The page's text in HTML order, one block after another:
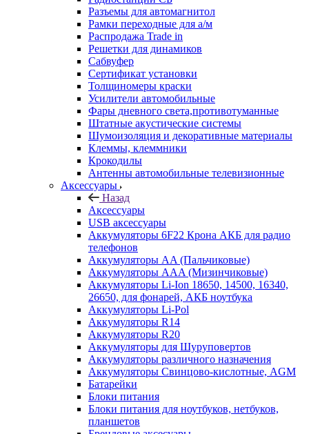
Разъемы для автомагнитол
Рамки переходные для а/м
Распродажа Trade in
Решетки для динамиков
Сабвуфер
Сертификат установки
Толщиномеры краски
Усилители автомобильные
Фары дневного света,противотуманные
Штатные акустические системы
Шумоизоляция и декоративные материалы
Клеммы, клеммники
Крокодилы
Антенны автомобильные телевизионные
Аксессуары
Назад
Аксессуары
USB аксессуары
Аккумуляторы 6F22 Крона АКБ для радио
телефонов
Аккумуляторы AA (Пальчиковые)
Аккумуляторы AAA (Мизинчиковые)
Аккумуляторы Li-Ion 18650, 14500, 16340,
26650, для фонарей, АКБ ноутбука
Аккумуляторы Li-Pol
Аккумуляторы R14
Аккумуляторы R20
Аккумуляторы для Шуруповертов
Аккумуляторы различного назначения
Аккумуляторы Свинцово-кислотные, AGM
Батарейки
Блоки питания
Блоки питания для ноутбуков, нетбуков,
планшетов